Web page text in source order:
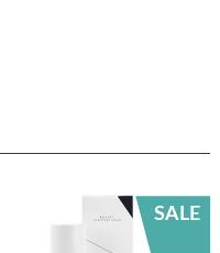
SALE